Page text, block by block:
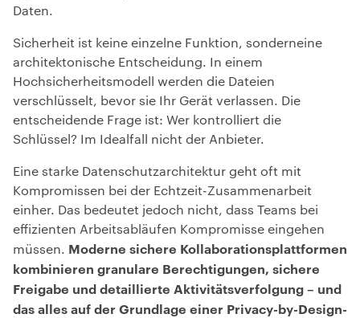
Daten.
Sicherheit ist keine einzelne Funktion, sonderneine
architektonische Entscheidung. In einem
Hochsicherheitsmodell werden die Dateien
verschlüsselt, bevor sie Ihr Gerät verlassen. Die
entscheidende Frage ist: Wer kontrolliert die
Schlüssel? Im Idealfall nicht der Anbieter.
Eine starke Datenschutzarchitektur geht oft mit
Kompromissen bei der Echtzeit-Zusammenarbeit
einher. Das bedeutet jedoch nicht, dass Teams bei
effizienten Arbeitsabläufen Kompromisse eingehen
müssen. Moderne sichere Kollaborationsplattformen
kombinieren granulare Berechtigungen, sichere
Freigabe und detaillierte Aktivitätsverfolgung – und
das alles auf der Grundlage einer Privacy-by-Design-